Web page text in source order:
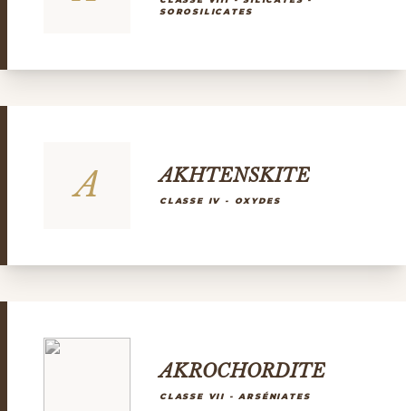
SOROSILICATES
A AKHTENSKITE
CLASSE IV - OXYDES
AKROCHORDITE
CLASSE VII - ARSÉNIATES